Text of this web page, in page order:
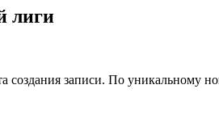
лиги
записи. По уникальному